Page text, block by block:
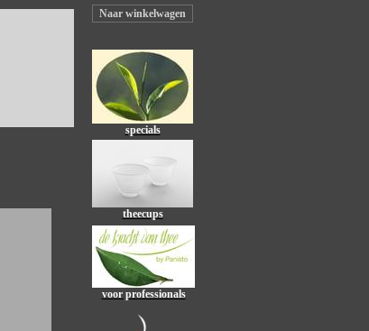
Naar winkelwagen
specials
theecups
voor professionals